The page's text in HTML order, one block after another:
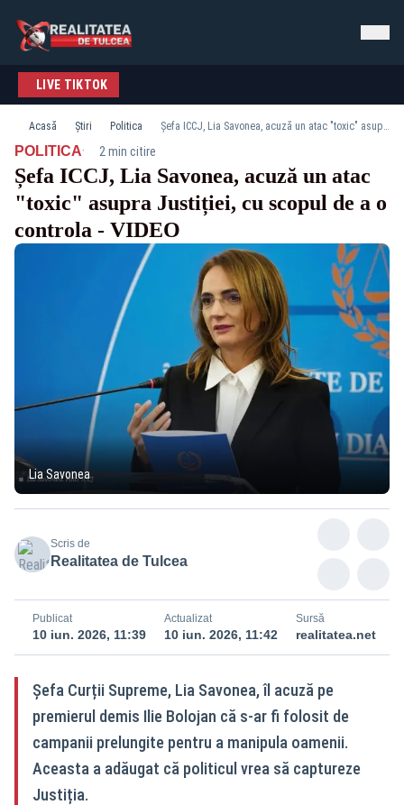
LIVE TIKTOK
Acasă Știri Politica Șefa ICCJ, Lia Savonea, acuză un atac "toxic" asupra Justiției, cu scopul de a o controla - VIDEO
POLITICA· 2 min citire
Șefa ICCJ, Lia Savonea, acuză un atac
"toxic" asupra Justiției, cu scopul de a o
controla - VIDEO
Lia Savonea
Scris de
Realitatea de Tulcea
Publicat
10 iun. 2026, 11:39
Actualizat
10 iun. 2026, 11:42
Sursă
realitatea.net
Șefa Curții Supreme, Lia Savonea, îl acuză pe
premierul demis Ilie Bolojan că s-ar fi folosit de
campanii prelungite pentru a manipula oamenii.
Aceasta a adăugat că politicul vrea să captureze
Justiția.